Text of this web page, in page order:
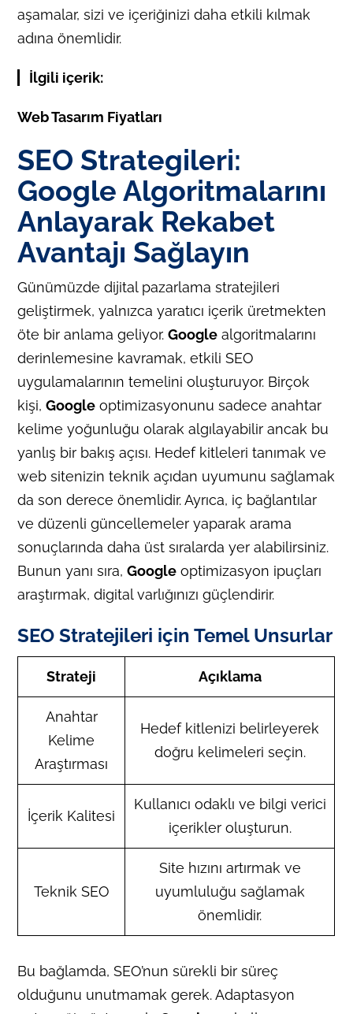
aşamalar, sizi ve içeriğinizi daha etkili kılmak
adına önemlidir.
İlgili içerik:
Web Tasarım Fiyatları
SEO Strategileri:
Google Algoritmalarını
Anlayarak Rekabet
Avantajı Sağlayın
Günümüzde dijital pazarlama stratejileri
geliştirmek, yalnızca yaratıcı içerik üretmekten
öte bir anlama geliyor.Google algoritmalarını
derinlemesine kavramak, etkili SEO
uygulamalarının temelini oluşturuyor. Birçok
kişi,Google optimizasyonunu sadece anahtar
kelime yoğunluğu olarak algılayabilir ancak bu
yanlış bir bakış açısı. Hedef kitleleri tanımak ve
web sitenizin teknik açıdan uyumunu sağlamak
da son derece önemlidir. Ayrıca, iç bağlantılar
ve düzenli güncellemeler yaparak arama
sonuçlarında daha üst sıralarda yer alabilirsiniz.
Bunun yanı sıra,Google optimizasyon ipuçları
araştırmak, digital varlığınızı güçlendirir.
SEO Stratejileri için Temel Unsurlar
Strateji Açıklama
Anahtar
Kelime
Araştırması
Hedef kitlenizi belirleyerek
doğru kelimeleri seçin.
İçerik Kalitesi
Kullanıcı odaklı ve bilgi verici
içerikler oluşturun.
Teknik SEO
Site hızını artırmak ve
uyumluluğu sağlamak
önemlidir.
Bu bağlamda, SEO’nun sürekli bir süreç
olduğunu unutmamak gerek. Adaptasyon